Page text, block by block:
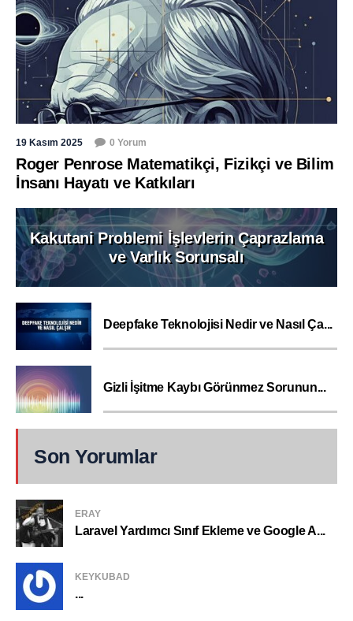
19 Kasım 2025 0 Yorum
Roger Penrose Matematikçi, Fizikçi ve Bilim
İnsanı Hayatı ve Katkıları
Kakutani Problemi İşlevlerin Çaprazlama
ve Varlık Sorunsalı
Deepfake Teknolojisi Nedir ve Nasıl Ça...
Gizli İşitme Kaybı Görünmez Sorunun...
Son Yorumlar
ERAY
Laravel Yardımcı Sınıf Ekleme ve Google A...
KEYKUBAD
...